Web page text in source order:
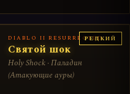
РЕДКИЙ
DIABLO II RESURRECTED
Святой шок
Holy Shock · Паладин
(Атакующие ауры)